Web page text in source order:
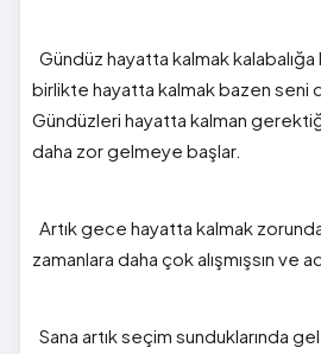
Gündüz hayatta kalmak kalabalığa
birlikte hayatta kalmak bazen seni
Gündüzleri hayatta kalman
daha zor gelmeye başlar.
Artık gece hayatta kalmak zorunda
zamanlara daha çok alışmışsın ve
Sana artık seçim sunduklarında